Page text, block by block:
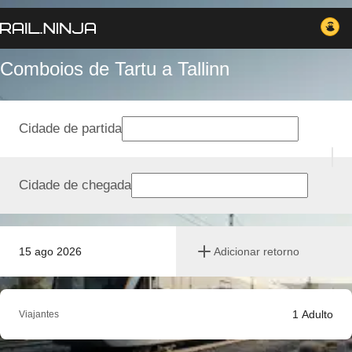
Comboios de Tartu a Tallinn
15 ago 2026 Adicionar retorno
Cidade de partida
Cidade de chegada
Viajantes 1 Adulto